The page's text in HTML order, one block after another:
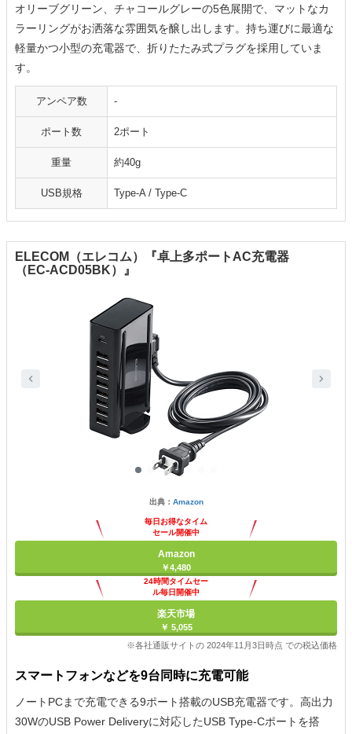
オリーブグリーン、チャコールグレーの5色展開で、マットなカ
ラーリングがお洒落な雰囲気を醸し出します。持ち運びに最適な
軽量かつ小型の充電器で、折りたたみ式プラグを採用していま
す。
アンペア数 -
ポート数 2ポート
重量 ‎約40g
USB規格 Type-A / Type-C
ELECOM（エレコム）『卓上多ポートAC充電器
（EC-ACD05BK）』
出典： Amazon
毎日お得なタイム
セール開催中
Amazon
￥4,480
24時間タイムセー
ル毎日開催中
楽天市場
￥ 5,055
※各社通販サイトの 2024年11月3日時点 での税込価格
スマートフォンなどを9台同時に充電可能
ノートPCまで充電できる9ポート搭載のUSB充電器です。高出力
30WのUSB Power Deliveryに対応したUSB Type-Cポートを搭